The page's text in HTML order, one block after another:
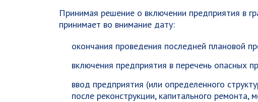
Принимая решение о включении предприятия в
принимает во внимание дату:
окончания проведения последней плановой
включения предприятия в перечень опасных
ввод предприятия (или определенного
после реконструкции, капитального ремонта,